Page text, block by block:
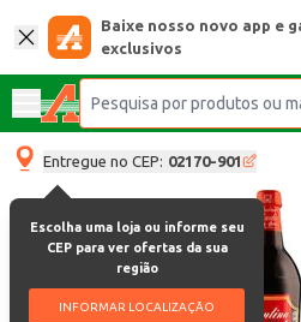
Baixe nosso novo app e
exclusivos
Entregue no CEP: 02170-901
Escolha uma loja ou informe seu
CEP para ver ofertas da sua
região
INFORMAR LOCALIZAÇÃO